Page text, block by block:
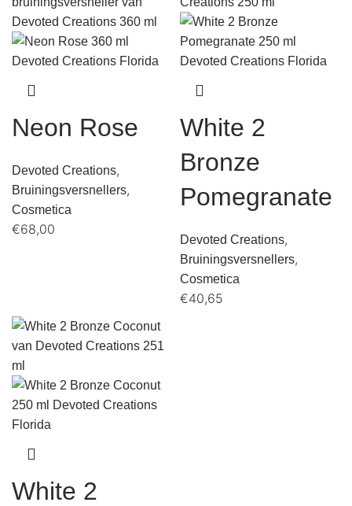
Neon Rose
Devoted Creations,
Bruiningsversnellers,
Cosmetica
€68,00
White 2
Bronze
Pomegranate
Devoted Creations,
Bruiningsversnellers,
Cosmetica
€40,65
White 2